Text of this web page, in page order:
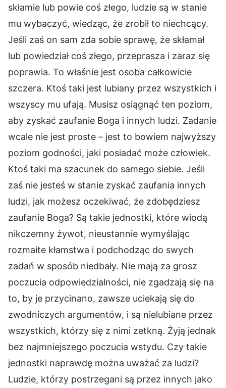
skłamie lub powie coś złego, ludzie są w stanie
mu wybaczyć, wiedząc, że zrobił to niechcący.
Jeśli zaś on sam zda sobie sprawę, że skłamał
lub powiedział coś złego, przeprasza i zaraz się
poprawia. To właśnie jest osoba całkowicie
szczera. Ktoś taki jest lubiany przez wszystkich i
wszyscy mu ufają. Musisz osiągnąć ten poziom,
aby zyskać zaufanie Boga i innych ludzi. Zadanie
wcale nie jest proste – jest to bowiem najwyższy
poziom godności, jaki posiadać może człowiek.
Ktoś taki ma szacunek do samego siebie. Jeśli
zaś nie jesteś w stanie zyskać zaufania innych
ludzi, jak możesz oczekiwać, że zdobędziesz
zaufanie Boga? Są takie jednostki, które wiodą
nikczemny żywot, nieustannie wymyślając
rozmaite kłamstwa i podchodząc do swych
zadań w sposób niedbały. Nie mają za grosz
poczucia odpowiedzialności, nie zgadzają się na
to, by je przycinano, zawsze uciekają się do
zwodniczych argumentów, i są nielubiane przez
wszystkich, którzy się z nimi zetkną. Żyją jednak
bez najmniejszego poczucia wstydu. Czy takie
jednostki naprawdę można uważać za ludzi?
Ludzie, którzy postrzegani są przez innych jako